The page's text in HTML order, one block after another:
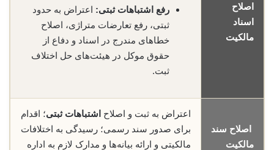
اصلاح
اسناد
مالکیت
رفع اشتباهات ثبتی: اعتراض به حدود
ثبتی، رفع تعارضات متراژی، اصلاح
خطاهای مندرج در اسناد و دفاع از
حقوق موکل در هیئت‌های حل اختلاف
ثبت.
اصلاح سند
مالکیت
اعتراض به ثبت و اصلاح اشتباهات ثبتی؛ اقدام
برای صدور سند رسمی؛ رسیدگی به اختلافات
مالکیتی و ارائه بیانه‌ها و مدارک لازم به اداره